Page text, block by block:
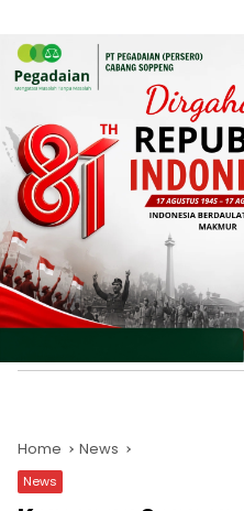
Home News
News